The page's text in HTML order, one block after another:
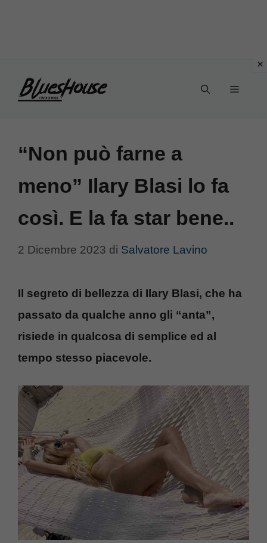
Menu
“Non può farne a
meno” Ilary Blasi lo fa
così. E la fa star bene..
2 Dicembre 2023 di Salvatore Lavino
Il segreto di bellezza di Ilary Blasi, che ha
passato da qualche anno gli “anta”,
risiede in qualcosa di semplice ed al
tempo stesso piacevole.